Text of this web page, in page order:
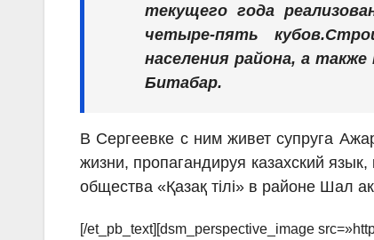
текущего года
четыре-пять
населения района, а
Битабар.
В Сергеевке с ним живет супруга
жизни, пропагандируя казахский
общества «Қазақ тілі» в районе Шал
[/et_pb_text][dsm_perspective_image